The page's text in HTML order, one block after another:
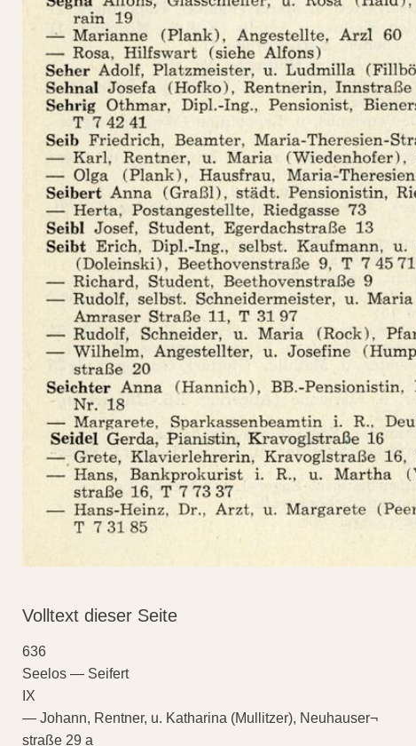
Volltext dieser Seite
636
Seelos — Seifert
IX
— Johann, Rentner, u. Katharina (Mullitzer), Neuhauser¬
straße 29 a